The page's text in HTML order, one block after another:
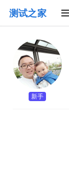
测试之家
新手